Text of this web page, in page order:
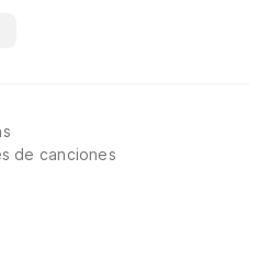
de canciones